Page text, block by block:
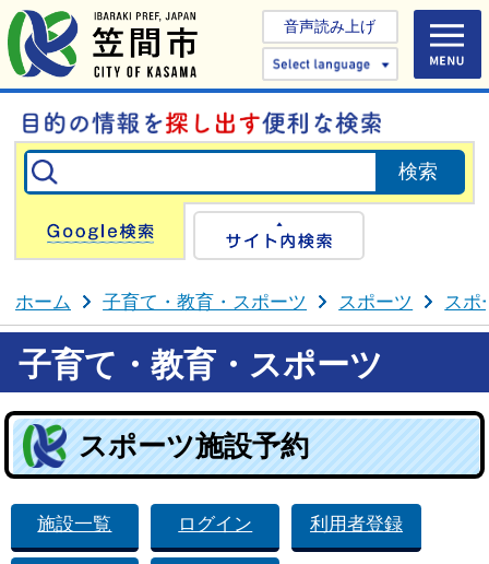
音声読み上げ
Select
Google検索
ホーム 子育て・教育・スポーツ スポーツ スポ
子育て・教育・スポーツ
スポーツ施設予約
施設一覧 ログイン 利用者登録